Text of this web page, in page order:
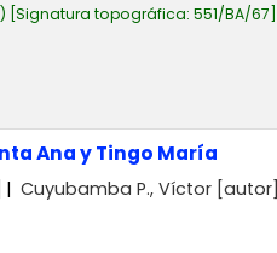
Signatura topográfica: 551/BA/67
Ana y Tingo María
Cuyubamba P., Víctor[autor]